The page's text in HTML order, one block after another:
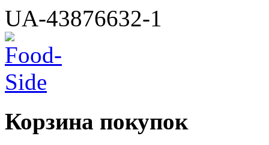
UA-43876632-1
Корзина покупок